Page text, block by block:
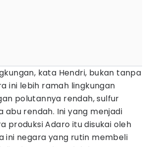
kata Hendri, bukan tanpa
ini lebih ramah lingkungan
polutannya rendah, sulfur
abu rendah. Ini yang menjadi
produksi Adaro itu disukai oleh
ini negara yang rutin membeli